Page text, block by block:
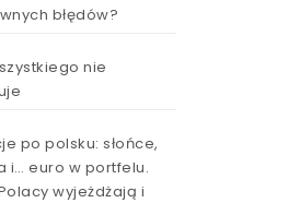
błędów?
nie
po polsku: słońce,
i… euro w portfelu.
wyjeżdżają i